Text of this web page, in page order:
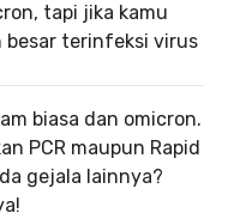
tapi jika kamu
besar terinfeksi virus
biasa dan omicron.
PCR maupun Rapid
gejala lainnya?